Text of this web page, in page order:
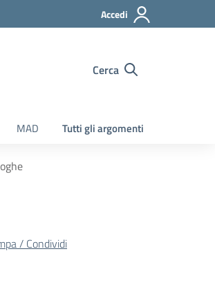
Accedi
Cerca
MAD Tutti gli argomenti
/ Condividi